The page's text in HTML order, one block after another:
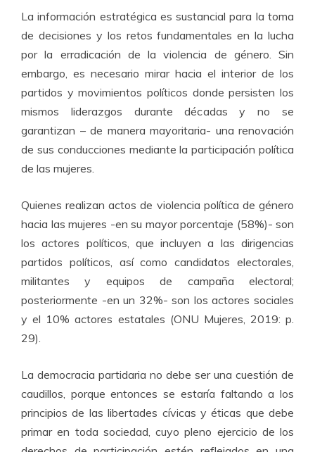
La información estratégica es sustancial para la toma
de decisiones y los retos fundamentales en la lucha
por la erradicación de la violencia de género. Sin
embargo, es necesario mirar hacia el interior de los
partidos y movimientos políticos donde persisten los
mismos liderazgos durante décadas y no se
garantizan – de manera mayoritaria- una renovación
de sus conducciones mediante la participación política
de las mujeres.
Quienes realizan actos de violencia política de género
hacia las mujeres -en su mayor porcentaje (58%)- son
los actores políticos, que incluyen a las dirigencias
partidos políticos, así como candidatos electorales,
militantes y equipos de campaña electoral;
posteriormente -en un 32%- son los actores sociales
y el 10% actores estatales (ONU Mujeres, 2019: p.
29).
La democracia partidaria no debe ser una cuestión de
caudillos, porque entonces se estaría faltando a los
principios de las libertades cívicas y éticas que debe
primar en toda sociedad, cuyo pleno ejercicio de los